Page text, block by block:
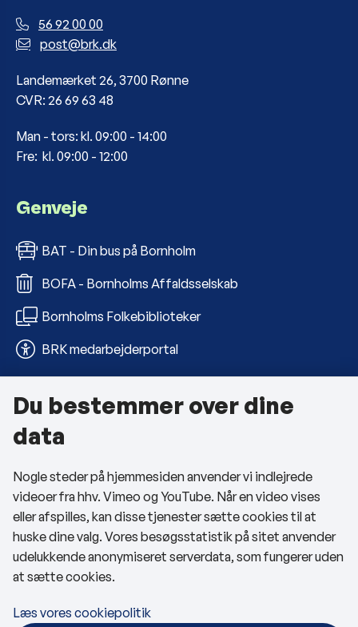
56 92 00 00
post@brk.dk
Landemærket 26, 3700 Rønne
CVR: 26 69 63 48
Man - tors: kl. 09:00 - 14:00
Fre: kl. 09:00 - 12:00
Genveje
BAT - Din bus på Bornholm
BOFA - Bornholms Affaldsselskab
Bornholms Folkebiblioteker
BRK medarbejderportal
Om kommunen
Kontakt os
Telefon- og åbningstider
Tilgængelighedserklæring
Privatlivspolitik
Cookies
Du bestemmer over dine
data
Nogle steder på hjemmesiden anvender vi indlejrede
videoer fra hhv. Vimeo og YouTube. Når en video vises
eller afspilles, kan disse tjenester sætte cookies til at
huske dine valg. Vores besøgsstatistik på sitet anvender
udelukkende anonymiseret serverdata, som fungerer uden
at sætte cookies.
Læs vores cookiepolitik